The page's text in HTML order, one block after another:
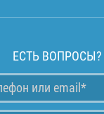
ЕСТЬ ВОПРОСЫ?